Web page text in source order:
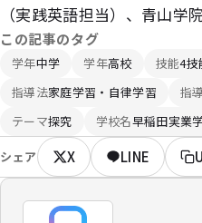
（実践英語担当）、青山学
この記事のタグ
学年中学 学年高校 技能4技
指導法家庭学習・自律学習 指
テーマ探究 学校名早稲田実業
シェア X LINE